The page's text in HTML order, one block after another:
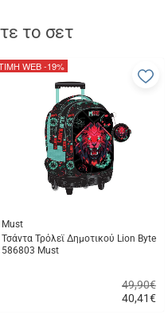
το σετ
Must
Τσάντα Τρόλεϊ Δημοτικού Lion Byte
586803 Must
40,41€
49,90€
WEB-19%